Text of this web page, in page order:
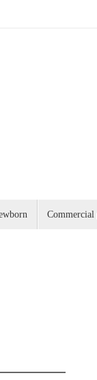
Commercial